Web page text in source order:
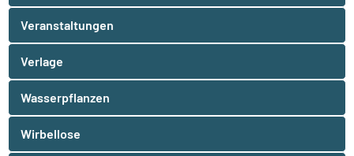
Veranstaltungen
Verlage
Wasserpflanzen
Wirbellose